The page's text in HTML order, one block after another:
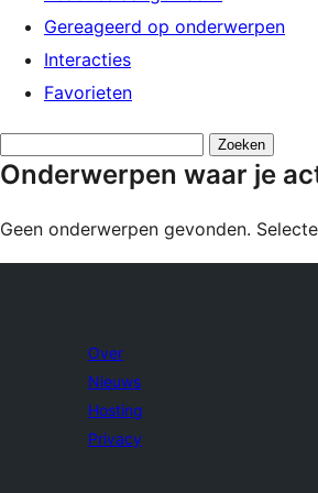
Gereageerd op onderwerpen
Interacties
Favorieten
zoeken:
Onderwerpen waar je
Geen onderwerpen gevonden.
Over
Nieuws
Hosting
Privacy